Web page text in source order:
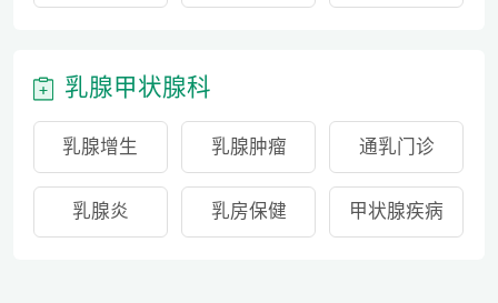
乳腺甲状腺科
乳腺增生 乳腺肿瘤 通乳门诊
乳腺炎 乳房保健 甲状腺疾病